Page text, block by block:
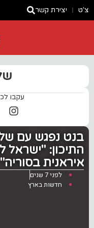
צ'ט יצירת קשר
עקבו
בנט נפגש עם
התיכון:
איראנית בסוריה"
לפני 7 שנים
חדשות בארץ